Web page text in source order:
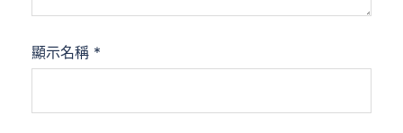
顯示名稱 *